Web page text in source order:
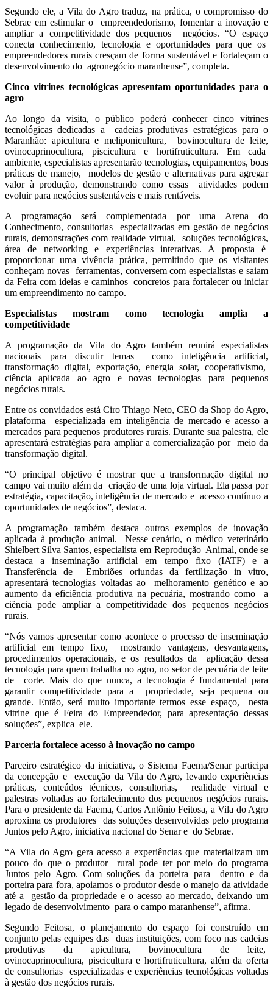
Segundo ele, a Vila do Agro traduz, na prática, o compromisso do
Sebrae em estimular o empreendedorismo, fomentar a inovação e
ampliar a competitividade dos pequenos negócios. “O espaço
conecta conhecimento, tecnologia e oportunidades para que os
empreendedores rurais cresçam de forma sustentável e fortaleçam o
desenvolvimento do agronegócio maranhense”, completa.
Cinco vitrines tecnológicas apresentam oportunidades para o
agro
Ao longo da visita, o público poderá conhecer cinco vitrines
tecnológicas dedicadas a cadeias produtivas estratégicas para o
Maranhão: apicultura e meliponicultura, bovinocultura de leite,
ovinocaprinocultura, piscicultura e hortifruticultura. Em cada
ambiente, especialistas apresentarão tecnologias, equipamentos, boas
práticas de manejo, modelos de gestão e alternativas para agregar
valor à produção, demonstrando como essas atividades podem
evoluir para negócios sustentáveis e mais rentáveis.
A programação será complementada por uma Arena do
Conhecimento, consultorias especializadas em gestão de negócios
rurais, demonstrações com realidade virtual, soluções tecnológicas,
área de networking e experiências interativas. A proposta é
proporcionar uma vivência prática, permitindo que os visitantes
conheçam novas ferramentas, conversem com especialistas e saiam
da Feira com ideias e caminhos concretos para fortalecer ou iniciar
um empreendimento no campo.
Especialistas mostram como tecnologia amplia a
competitividade
A programação da Vila do Agro também reunirá especialistas
nacionais para discutir temas como inteligência artificial,
transformação digital, exportação, energia solar, cooperativismo,
ciência aplicada ao agro e novas tecnologias para pequenos
negócios rurais.
Entre os convidados está Ciro Thiago Neto, CEO da Shop do Agro,
plataforma especializada em inteligência de mercado e acesso a
mercados para pequenos produtores rurais. Durante sua palestra, ele
apresentará estratégias para ampliar a comercialização por meio da
transformação digital.
“O principal objetivo é mostrar que a transformação digital no
campo vai muito além da criação de uma loja virtual. Ela passa por
estratégia, capacitação, inteligência de mercado e acesso contínuo a
oportunidades de negócios”, destaca.
A programação também destaca outros exemplos de inovação
aplicada à produção animal. Nesse cenário, o médico veterinário
Shielbert Silva Santos, especialista em Reprodução Animal, onde se
destaca a inseminação artificial em tempo fixo (IATF) e a
Transferência de Embriões oriundas da fertilização in vitro,
apresentará tecnologias voltadas ao melhoramento genético e ao
aumento da eficiência produtiva na pecuária, mostrando como a
ciência pode ampliar a competitividade dos pequenos negócios
rurais.
“Nós vamos apresentar como acontece o processo de inseminação
artificial em tempo fixo, mostrando vantagens, desvantagens,
procedimentos operacionais, e os resultados da aplicação dessa
tecnologia para quem trabalha no agro, no setor de pecuária de leite
de corte. Mais do que nunca, a tecnologia é fundamental para
garantir competitividade para a propriedade, seja pequena ou
grande. Então, será muito importante termos esse espaço, nesta
vitrine que é Feira do Empreendedor, para apresentação dessas
soluções”, explica ele.
Parceria fortalece acesso à inovação no campo
Parceiro estratégico da iniciativa, o Sistema Faema/Senar participa
da concepção e execução da Vila do Agro, levando experiências
práticas, conteúdos técnicos, consultorias, realidade virtual e
palestras voltadas ao fortalecimento dos pequenos negócios rurais.
Para o presidente da Faema, Carlos Antônio Feitosa, a Vila do Agro
aproxima os produtores das soluções desenvolvidas pelo programa
Juntos pelo Agro, iniciativa nacional do Senar e do Sebrae.
“A Vila do Agro gera acesso a experiências que materializam um
pouco do que o produtor rural pode ter por meio do programa
Juntos pelo Agro. Com soluções da porteira para dentro e da
porteira para fora, apoiamos o produtor desde o manejo da atividade
até a gestão da propriedade e o acesso ao mercado, deixando um
legado de desenvolvimento para o campo maranhense”, afirma.
Segundo Feitosa, o planejamento do espaço foi construído em
conjunto pelas equipes das duas instituições, com foco nas cadeias
produtivas da apicultura, bovinocultura de leite,
ovinocaprinocultura, piscicultura e hortifruticultura, além da oferta
de consultorias especializadas e experiências tecnológicas voltadas
à gestão dos negócios rurais.